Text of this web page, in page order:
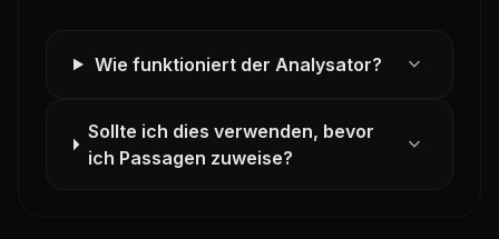
Wie funktioniert der Analysator? expand_more
Sollte ich dies verwenden, bevor
ich Passagen zuweise?
expand_more